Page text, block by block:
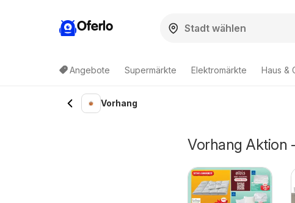
Oferlo
Angebote Supermärkte Elektromärkte Haus &
Vorhang
Vorhang Aktion